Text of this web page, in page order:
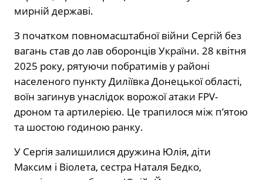
мирній державі.
З початком повномасштабної війни Сергій без
вагань став до лав оборонців України. 28 квітня
2025 року, рятуючи побратимів у районі
населеного пункту Диліївка Донецької області,
воїн загинув унаслідок ворожої атаки FPV-
дроном та артилерією. Це трапилося між п’ятою
та шостою годиною ранку.
У Сергія залишилися дружина Юлія, діти
Максим і Віолета, сестра Наталя Бедко,